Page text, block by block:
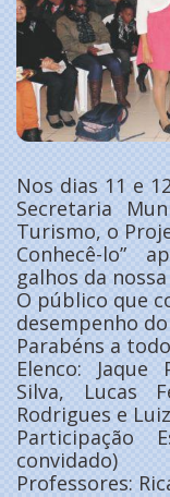
Nos dias 11 e
Secretaria
Turismo, o
Conhecê-lo”
galhos da
O público que
desempenho
Parabéns a
Elenco: Jaque
Silva, Lucas
Rodrigues e
Participação
convidado)
Professores: